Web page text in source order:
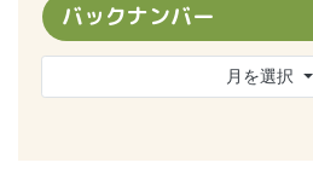
バックナンバー
月を選択